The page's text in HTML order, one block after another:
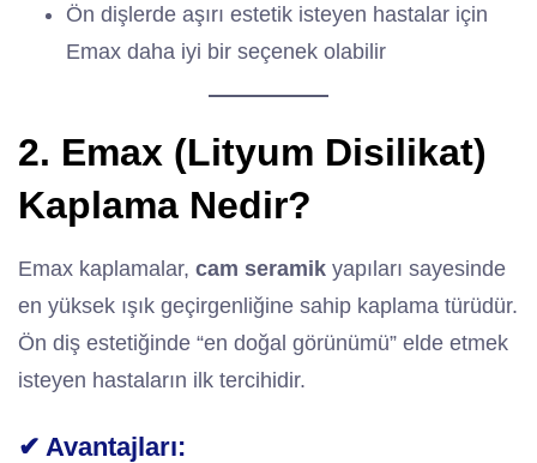
Ön dişlerde aşırı estetik isteyen hastalar için
Emax daha iyi bir seçenek olabilir
2. Emax (Lityum Disilikat)
Kaplama Nedir?
Emax kaplamalar, cam seramik yapıları sayesinde
en yüksek ışık geçirgenliğine sahip kaplama türüdür.
Ön diş estetiğinde “en doğal görünümü” elde etmek
isteyen hastaların ilk tercihidir.
✔ Avantajları: